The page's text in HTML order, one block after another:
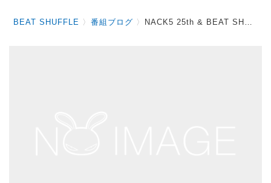
BEAT SHUFFLE 〉番組ブログ 〉 NACK5 25th & BEAT SHUFFLE 15th Anniversary Live～Part 2